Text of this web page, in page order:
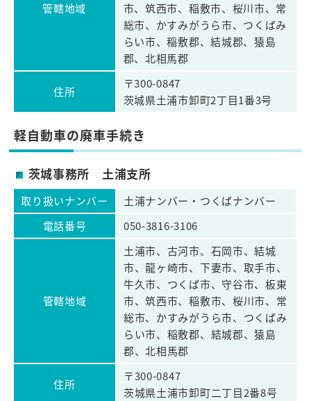
管轄地域
市、筑西市、稲敷市、桜川市、常
総市、かすみがうら市、つくばみ
らい市、稲敷郡、結城郡、猿島
郡、北相馬郡
住所
〒300-0847
茨城県土浦市卸町2丁目1番3号
軽自動車の廃車手続き
茨城事務所 土浦支所
取り扱いナンバー
土浦ナンバー・つくばナンバー
電話番号
050-3816-3106
管轄地域
土浦市、古河市、石岡市、結城
市、龍ヶ崎市、下妻市、取手市、
牛久市、つくば市、守谷市、板東
市、筑西市、稲敷市、桜川市、常
総市、かすみがうら市、つくばみ
らい市、稲敷郡、結城郡、猿島
郡、北相馬郡
住所
〒300-0847
茨城県土浦市卸町二丁目2番8号